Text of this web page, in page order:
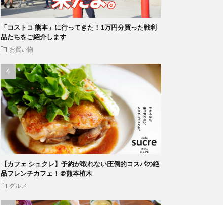
「コストコ 熊本」に行ってきた！1万円分買った戦利
品たちをご紹介します
お買い物
【カフェ シュクレ】予約が取れない圧倒的コスパの絶
品フレンチカフェ！＠熊本植木
グルメ